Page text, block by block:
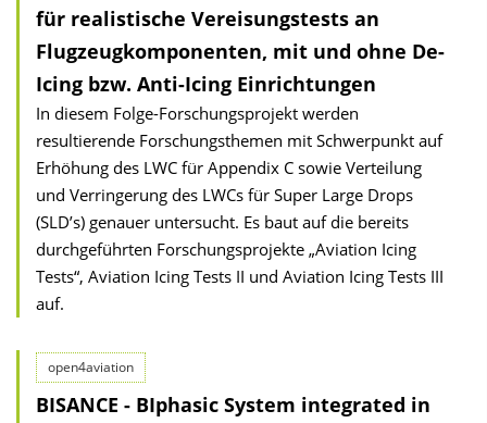
für realistische Vereisungstests an
Flugzeug­komponenten, mit und ohne De-
Icing bzw. Anti-Icing Einrichtungen
In diesem Folge-Forschungsprojekt werden
resultierende Forschungsthemen mit Schwerpunkt auf
Erhöhung des LWC für Appendix C sowie Verteilung
und Verringerung des LWCs für Super Large Drops
(SLD’s) genauer untersucht. Es baut auf die bereits
durchgeführten Forschungsprojekte „Aviation Icing
Tests“, Aviation Icing Tests II und Aviation Icing Tests III
auf.
open4aviation
BISANCE - BIphasic System integrated in